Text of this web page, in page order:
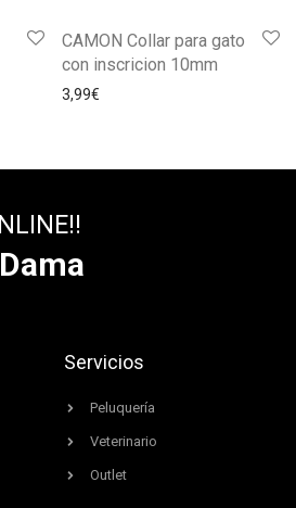
CAMON Collar para gato
con inscricion 10mm
3,99€
Servicios
Peluquería
Veterinario
Outlet